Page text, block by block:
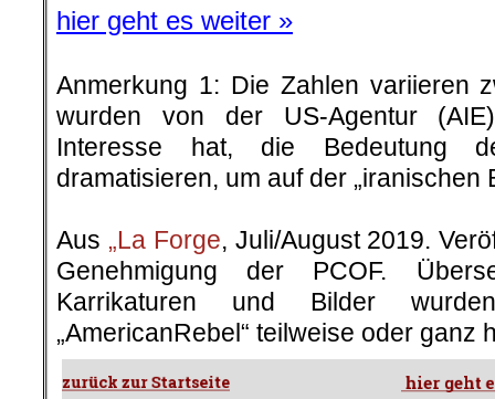
hier geht es weiter »
Anmerkung 1: Die Zahlen variieren
wurden von der US-Agentur
Interesse hat, die Bedeutung
dramatisieren, um auf der „iranischen
Aus „La Forge, Juli/August 2019.
Genehmigung der PCOF.
Karrikaturen und Bilder
„AmericanRebel“ teilweise oder ganz